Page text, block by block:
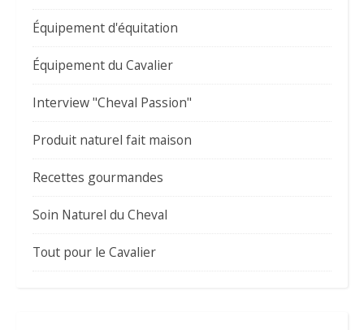
Équipement d'équitation
Équipement du Cavalier
Interview "Cheval Passion"
Produit naturel fait maison
Recettes gourmandes
Soin Naturel du Cheval
Tout pour le Cavalier